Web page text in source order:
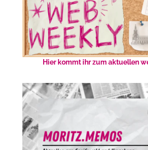
Hier kommt ihr zum aktuellen